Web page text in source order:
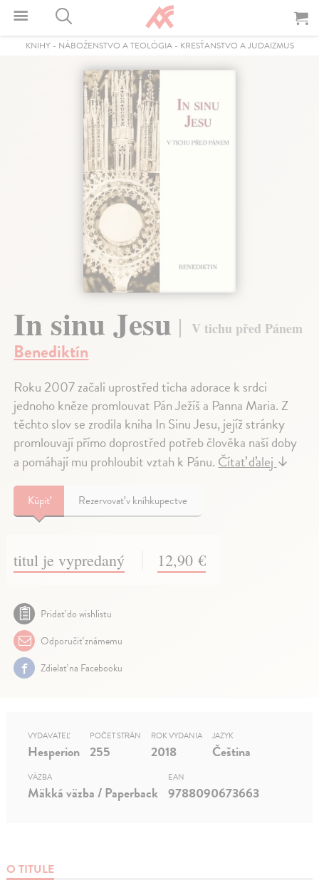
KNIHY- NÁBOŽENSTVO A TEOLÓGIA- KRESŤANSTVO A JUDAIZMUS
In sinu Jesu V tichu před Pánem
Benediktín
Roku 2007 začali uprostřed ticha adorace k srdci
jednoho kněze promlouvat Pán Ježíš a Panna Maria. Z
těchto slov se zrodila kniha In Sinu Jesu, jejíž stránky
promlouvají přímo doprostřed potřeb člověka naší doby
a pomáhají mu prohloubit vztah k Pánu.Čítať ďalej↓
Kúpiť Rezervovať v kníhkupectve
titul je vypredaný 12,90 €
Pridať do wishlistu
Odporučiť známemu
Zdielať na Facebooku
O TITULE
VYDAVATEĽ
Hesperion
POČET STRÁN
255
ROK VYDANIA
2018
JAZYK
Čeština
VÄZBA
Mäkká väzba / Paperback
EAN
9788090673663